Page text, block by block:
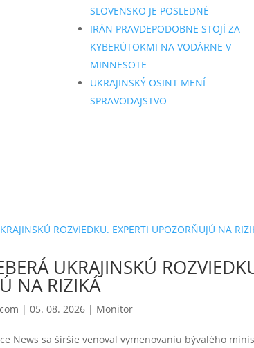
SLOVENSKO JE POSLEDNÉ
IRÁN PRAVDEPODOBNE STOJÍ ZA
KYBERÚTOKMI NA VODÁRNE V
MINNESOTE
UKRAJINSKÝ OSINT MENÍ
SPRAVODAJSTVO
UKRAJINSKÚ
NA RIZIKÁ
|05. 08. 2026 | Monitor
News sa širšie venoval vymenovaniu bývalého